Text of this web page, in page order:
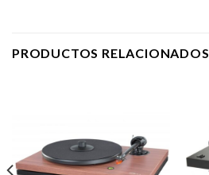
PRODUCTOS RELACIONADOS